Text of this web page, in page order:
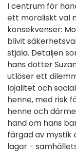
I centrum för
ett moraliskt val
konsekvenser:
blivit
stjäla. Detaljen
hans dotter
utlöser ett
lojalitet och
henne, med risk
henne och
hand om hans
färgad av mystik
lagar -